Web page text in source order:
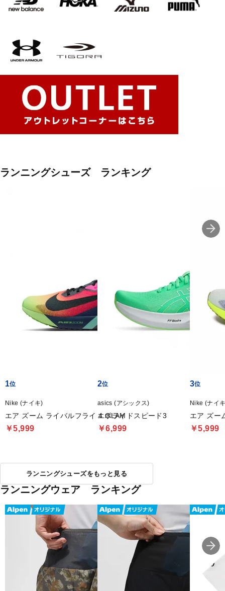
ランニングシューズ ランキング
1
Nike (ナイキ)
エア ズーム ライバルフライ 4 GLAM
￥5,999
2
asics (アシックス)
エボライドスピード3
￥6,999
3
Nike (ナイ
エア ズー
￥5,999
ランニングシューズをもっと見る
ランニングウェア ランキング